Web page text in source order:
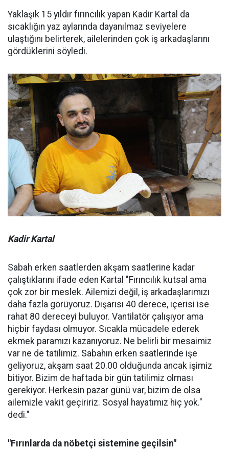
Yaklaşık 15 yıldır fırıncılık yapan Kadir Kartal da
sıcaklığın yaz aylarında dayanılmaz seviyelere
ulaştığını belirterek, ailelerinden çok iş arkadaşlarını
gördüklerini söyledi.
Kadir Kartal
Sabah erken saatlerden akşam saatlerine kadar
çalıştıklarını ifade eden Kartal "Fırıncılık kutsal ama
çok zor bir meslek. Ailemizi değil, iş arkadaşlarımızı
daha fazla görüyoruz. Dışarısı 40 derece, içerisi ise
rahat 80 dereceyi buluyor. Vantilatör çalışıyor ama
hiçbir faydası olmuyor. Sıcakla mücadele ederek
ekmek paramızı kazanıyoruz. Ne belirli bir mesaimiz
var ne de tatilimiz. Sabahın erken saatlerinde işe
geliyoruz, akşam saat 20.00 olduğunda ancak işimiz
bitiyor. Bizim de haftada bir gün tatilimiz olması
gerekiyor. Herkesin pazar günü var, bizim de olsa
ailemizle vakit geçiririz. Sosyal hayatımız hiç yok."
dedi."
"Fırınlarda da nöbetçi sistemine geçilsin"